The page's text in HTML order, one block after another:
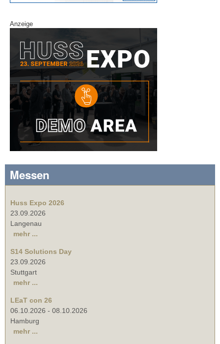
Anzeige
Messen
Huss Expo 2026
23.09.2026
Langenau
mehr ...
S14 Solutions Day
23.09.2026
Stuttgart
mehr ...
LEaT con 26
06.10.2026 - 08.10.2026
Hamburg
mehr ...